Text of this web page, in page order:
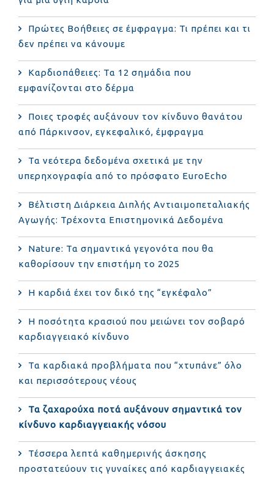
Πρώτες Βοήθειες σε έμφραγμα: Τι πρέπει και τι
δεν πρέπει να κάνουμε
Καρδιοπάθειες: Τα 12 σημάδια που
εμφανίζονται στο δέρμα
Ποιες τροφές αυξάνουν τον κίνδυνο θανάτου
από Πάρκινσον, εγκεφαλικό, έμφραγμα
Τα νεότερα δεδομένα σχετικά με την
υπερηχογραφία από το πρόσφατο EuroEcho
Bέλτιστη Διάρκεια Διπλής Αντιαιμοπεταλιακής
Αγωγής: Τρέχοντα Επιστημονικά Δεδομένα
Nature: Τα σημαντικά γεγονότα που θα
καθορίσουν την επιστήμη το 2025
Η καρδιά έχει τον δικό της “εγκέφαλο”
Η ποσότητα κρασιού που μειώνει τον σοβαρό
καρδιαγγειακό κίνδυνο
Τα καρδιακά προβλήματα που “χτυπάνε” όλο
και περισσότερους νέους
Τα ζαχαρούχα ποτά αυξάνουν σημαντικά τον
κίνδυνο καρδιαγγειακής νόσου
Τέσσερα λεπτά καθημερινής άσκησης
προστατεύουν τις γυναίκες από καρδιαγγειακές